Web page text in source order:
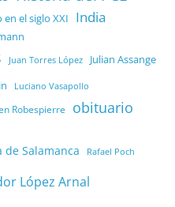
el siglo XXI India
Juan Torres López Julian Assange
Luciano Vasapollo
Robespierre
obituario
de Salamanca Rafael Poch
López Arnal